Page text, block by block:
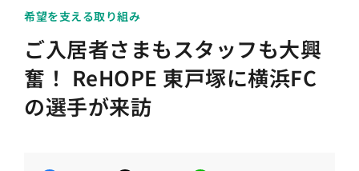
希望を支える取り組み
ご入居者さまもスタッフも大興
奮！ ReHOPE 東戸塚に横浜FC
の選手が来訪